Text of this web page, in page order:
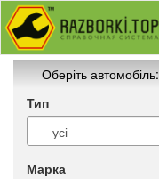
Оберіть автомобіль:
Тип
Марка